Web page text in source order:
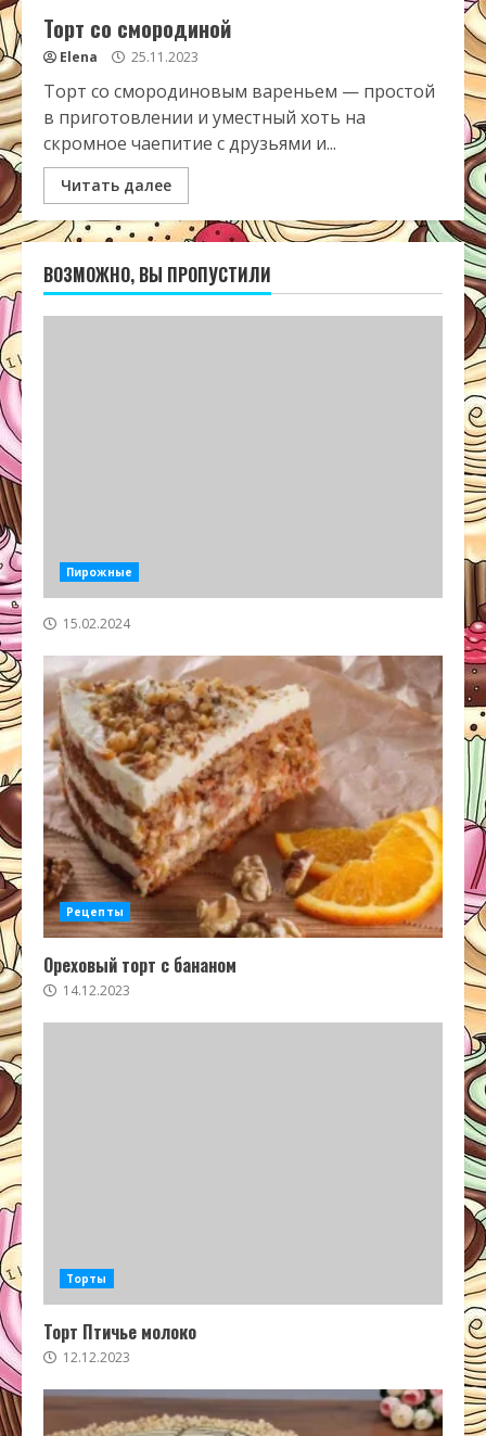
Торт со смородиной
Elena 25.11.2023
Торт со смородиновым вареньем — простой
в приготовлении и уместный хоть на
скромное чаепитие с друзьями и...
Читать далее
ВОЗМОЖНО, ВЫ ПРОПУСТИЛИ
Пирожные
15.02.2024
Рецепты
Ореховый торт с бананом
14.12.2023
Торты
Торт Птичье молоко
12.12.2023